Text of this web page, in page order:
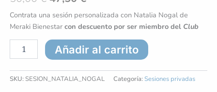
Contrata una sesión personalizada con Natalia Nogal de
Meraki Bienestar con descuento por ser miembro del Club
Añadir al carrito
SKU: SESION_NATALIA_NOGAL Categoría:Sesiones privadas